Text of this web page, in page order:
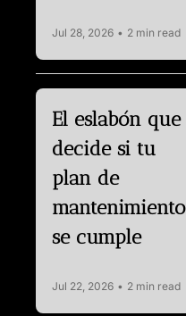
Jul 28, 2026 • 2 min read
El eslabón que
decide si tu
plan de
mantenimiento
se cumple
Jul 22, 2026 • 2 min read